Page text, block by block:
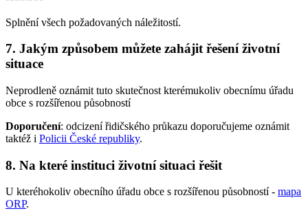
Splnění všech požadovaných náležitostí.
7. Jakým způsobem můžete zahájit řešení životní
situace
Neprodleně oznámit tuto skutečnost kterémukoliv obecnímu úřadu
obce s rozšířenou působností
Doporučení: odcizení řidičského průkazu doporučujeme oznámit
taktéž i Policii České republiky.
8. Na které instituci životní situaci řešit
U kteréhokoliv obecního úřadu obce s rozšířenou působností - mapa
ORP.